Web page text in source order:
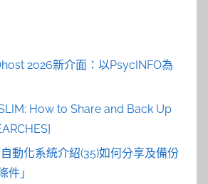
2026新介面：以PsycINFO為
How to Share and Back Up
動化系統介紹(35)如何分享及備份
件」